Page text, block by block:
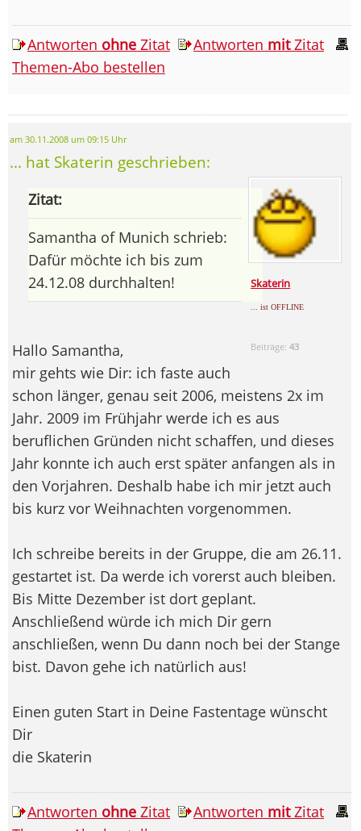
Antworten ohne Zitat Antworten mitZitat
Themen-Abo bestellen
am 30.11.2008 um 09:15 Uhr
... hat Skaterin geschrieben:
Skaterin
... ist OFFLINE
Beiträge:43
Zitat:
Samantha of Munich schrieb:
Dafür möchte ich bis zum
24.12.08 durchhalten!
Hallo Samantha,
mir gehts wie Dir: ich faste auch
schon länger, genau seit 2006, meistens 2x im
Jahr. 2009 im Frühjahr werde ich es aus
beruflichen Gründen nicht schaffen, und dieses
Jahr konnte ich auch erst später anfangen als in
den Vorjahren. Deshalb habe ich mir jetzt auch
bis kurz vor Weihnachten vorgenommen.
Ich schreibe bereits in der Gruppe, die am 26.11.
gestartet ist. Da werde ich vorerst auch bleiben.
Bis Mitte Dezember ist dort geplant.
Anschließend würde ich mich Dir gern
anschließen, wenn Du dann noch bei der Stange
bist. Davon gehe ich natürlich aus!
Einen guten Start in Deine Fastentage wünscht
Dir
die Skaterin
Antworten ohne Zitat Antworten mitZitat